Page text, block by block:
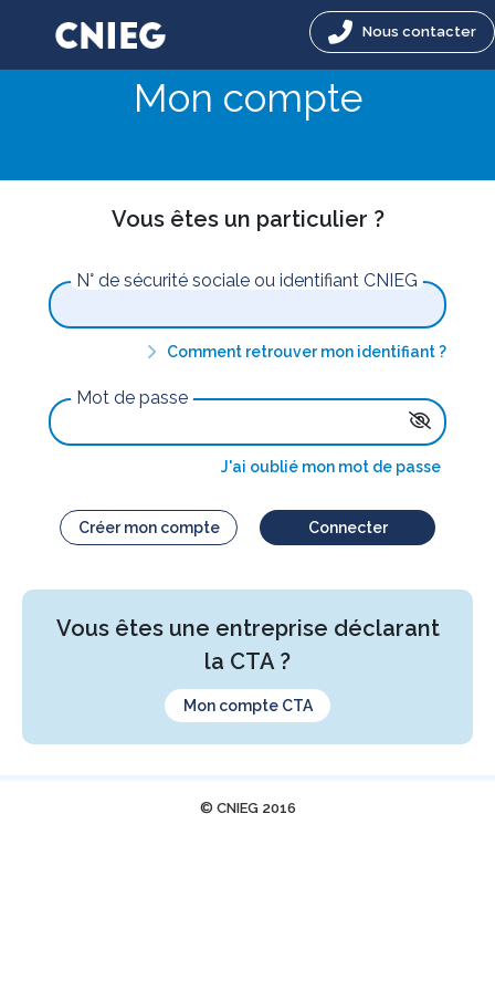
Nous contacter
Mon compte
Vous êtes un particulier ?
N° de sécurité sociale ou identifiant CNIEG
Comment retrouver mon identifiant ?
Mot de passe
J'ai oublié mon mot de passe
Créer mon compte Connecter
Vous êtes une entreprise déclarant
la CTA ?
Mon compte CTA
© CNIEG 2016